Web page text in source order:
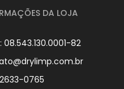
DA LOJA
08.543.130.0001-82
0765